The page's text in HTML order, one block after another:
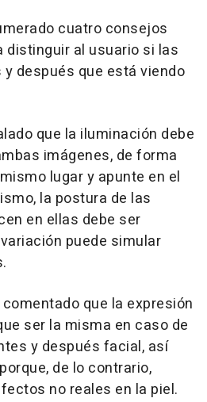
cuatro consejos
distinguir al usuario si las
después que está viendo
que la iluminación debe
imágenes, de forma
lugar y apunte en el
la postura de las
en ellas debe ser
puede simular
que la expresión
ser la misma en caso de
y después facial, así
de lo contrario,
no reales en la piel.